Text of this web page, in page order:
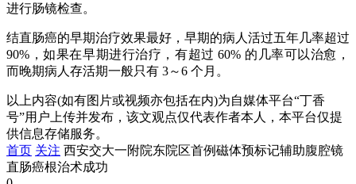
进行肠镜检查。
结直肠癌的早期治疗效果最好，早期的病人活过五年几率超过
90%，如果在早期进行治疗，有超过 60% 的几率可以治愈，
而晚期病人存活期一般只有 3～6 个月。
以上内容(如有图片或视频亦包括在内)为自媒体平台“丁香
号”用户上传并发布，该文观点仅代表作者本人，本平台仅提
供信息存储服务。
首页 关注 西安交大一附院东院区首例磁体预标记辅助腹腔镜
直肠癌根治术成功